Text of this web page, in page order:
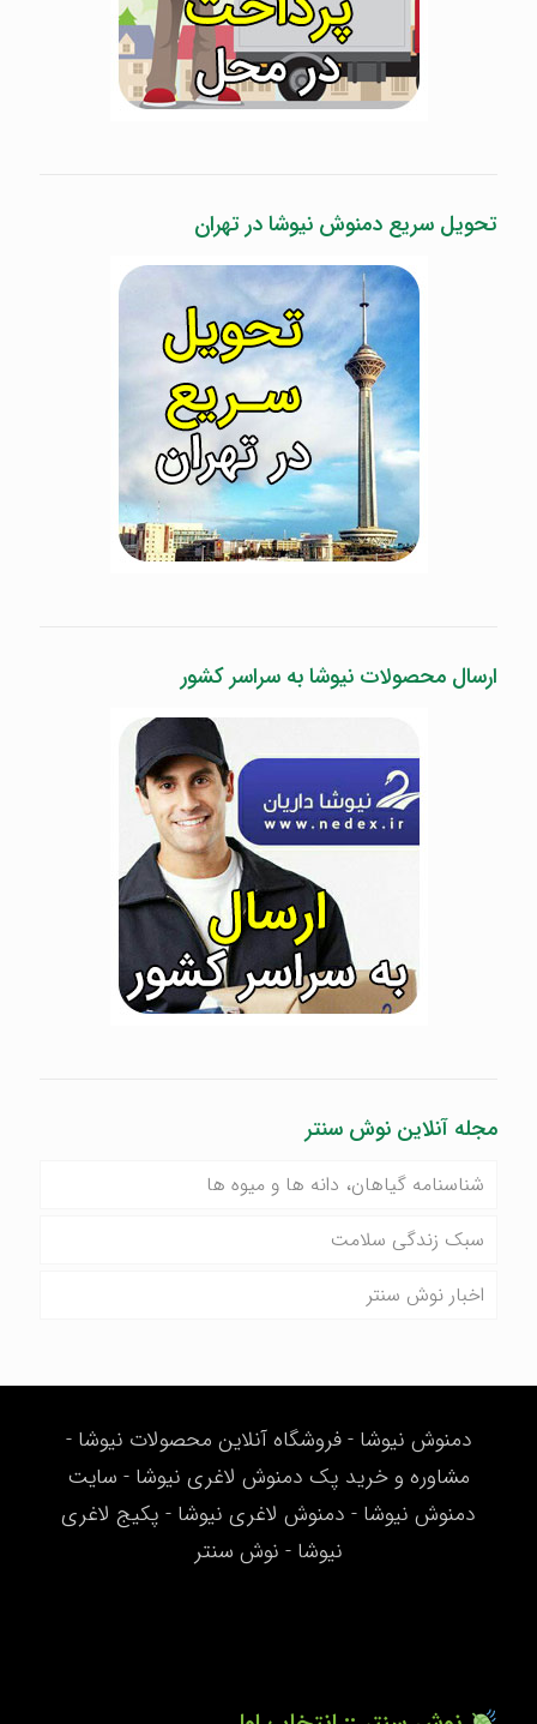
تحویل سریع دمنوش نیوشا در تهران
ارسال محصولات نیوشا به سراسر کشور
مجله آنلاین نوش سنتر
شناسنامه گیاهان، دانه ها و میوه ها
سبک زندگی سلامت
اخبار نوش سنتر
دمنوش نیوشا - فروشگاه آنلاین محصولات نیوشا -
مشاوره و خرید پک دمنوش لاغری نیوشا - سایت
دمنوش نیوشا - دمنوش لاغری نیوشا - پکیج لاغری
نیوشا - نوش سنتر